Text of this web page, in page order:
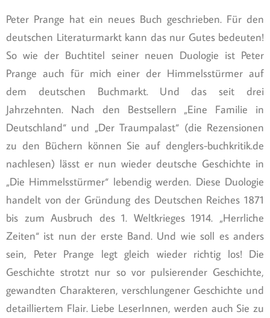
Peter Prange hat ein neues Buch geschrieben. Für den
deutschen Literaturmarkt kann das nur Gutes bedeuten!
So wie der Buchtitel seiner neuen Duologie ist Peter
Prange auch für mich einer der Himmelsstürmer auf
dem deutschen Buchmarkt. Und das seit drei
Jahrzehnten. Nach den Bestsellern „Eine Familie in
Deutschland“ und „Der Traumpalast“ (die Rezensionen
zu den Büchern können Sie auf denglers-buchkritik.de
nachlesen) lässt er nun wieder deutsche Geschichte in
„Die Himmelsstürmer“ lebendig werden. Diese Duologie
handelt von der Gründung des Deutschen Reiches 1871
bis zum Ausbruch des 1. Weltkrieges 1914. „Herrliche
Zeiten“ ist nun der erste Band. Und wie soll es anders
sein, Peter Prange legt gleich wieder richtig los! Die
Geschichte strotzt nur so vor pulsierender Geschichte,
gewandten Charakteren, verschlungener Geschichte und
detailliertem Flair. Liebe LeserInnen, werden auch Sie zu